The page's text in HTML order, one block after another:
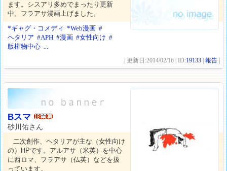
ます。シスアリ多めでまったり更新
中。フラアサ漫画上げました。
*ギャグ・コメディ *Web漫画 #
ヘタリア #APH #漫画 #女性向け #
版権物中心 ...
| 更新日:2014/02/16 | ID:19133 |報告
Bスマ
砂川佑さん
二次創作、ヘタリアが主な（女性向け
の）HPです。アルアサ（米英）を中心
に西ロマ、フラアサ（仏英）などを扱
っています。